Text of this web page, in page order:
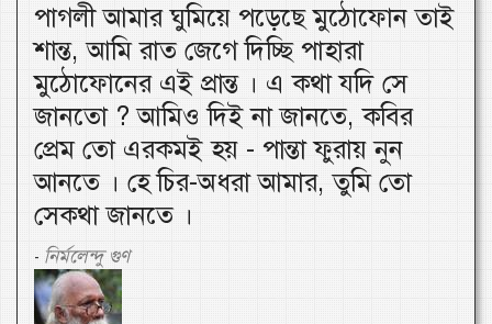
পাগলী আমার ঘুমিয়ে পড়েছে মুঠোফোন তাই
শান্ত, আমি রাত জেগে দিচ্ছি পাহারা
মুঠোফোনের এই প্রান্ত । এ কথা যদি সে
জানতো ? আমিও দিই না জানতে, কবির
প্রেম তো এরকমই হয় - পান্তা ফুরায় নুন
আনতে । হে চির-অধরা আমার, তুমি তো
সেকথা জানতে ।
- নির্মলেন্দু গুণ